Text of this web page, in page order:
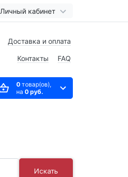
Личный кабинет
Доставка и оплата
Контакты FAQ
0товар(ов),
на 0 руб.
Искать